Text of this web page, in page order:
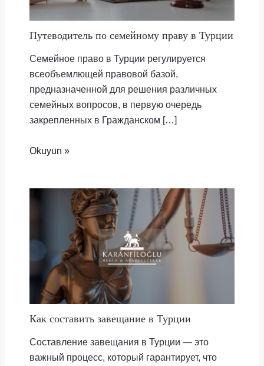
Путеводитель по семейному праву в Турции
Семейное право в Турции регулируется
всеобъемлющей правовой базой,
предназначенной для решения различных
семейных вопросов, в первую очередь
закрепленных в Гражданском […]
Okuyun »
Как составить завещание в Турции
Составление завещания в Турции — это
важный процесс, который гарантирует, что